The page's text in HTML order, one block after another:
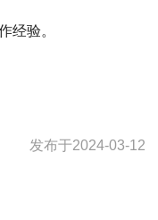
验。
发布于2024-03-12